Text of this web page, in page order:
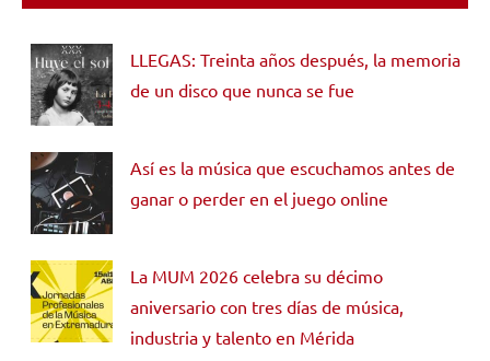
LLEGAS: Treinta años después, la memoria
de un disco que nunca se fue
Así es la música que escuchamos antes de
ganar o perder en el juego online
La MUM 2026 celebra su décimo
aniversario con tres días de música,
industria y talento en Mérida